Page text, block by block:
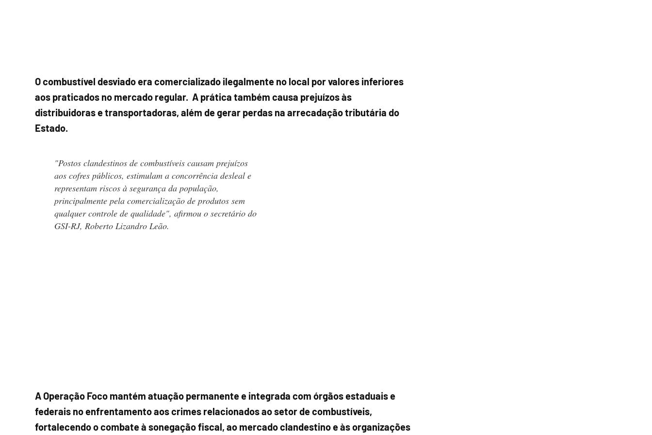
O combustível desviado era comercializado ilegalmente no local por valores inferiores
aos praticados no mercado regular. A prática também causa prejuízos às
distribuidoras e transportadoras, além de gerar perdas na arrecadação tributária do
Estado.
"Postos clandestinos de combustíveis causam prejuízos
aos cofres públicos, estimulam a concorrência desleal e
representam riscos à segurança da população,
principalmente pela comercialização de produtos sem
qualquer controle de qualidade", afirmou o secretário do
GSI-RJ, Roberto Lizandro Leão.
A Operação Foco mantém atuação permanente e integrada com órgãos estaduais e
federais no enfrentamento aos crimes relacionados ao setor de combustíveis,
fortalecendo o combate à sonegação fiscal, ao mercado clandestino e às organizações